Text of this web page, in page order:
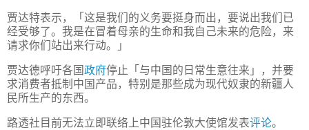
贾达特表示，「这是我们的义务要挺身而出，要说出我们已
经受够了。我是在冒着母亲的生命和我自己未来的危险，来
请求你们站出来行动。」
贾达德呼吁各国政府停止「与中国的日常生意往来」，并要
求消费者抵制中国产品，特别是那些成为现代奴隶的新疆人
民所生产的东西。
路透社目前无法立即联络上中国驻伦敦大使馆发表评论。